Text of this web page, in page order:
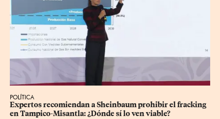
POLÍTICA
Expertos recomiendan a Sheinbaum prohibir el fracking
en Tampico-Misantla: ¿Dónde sí lo ven viable?